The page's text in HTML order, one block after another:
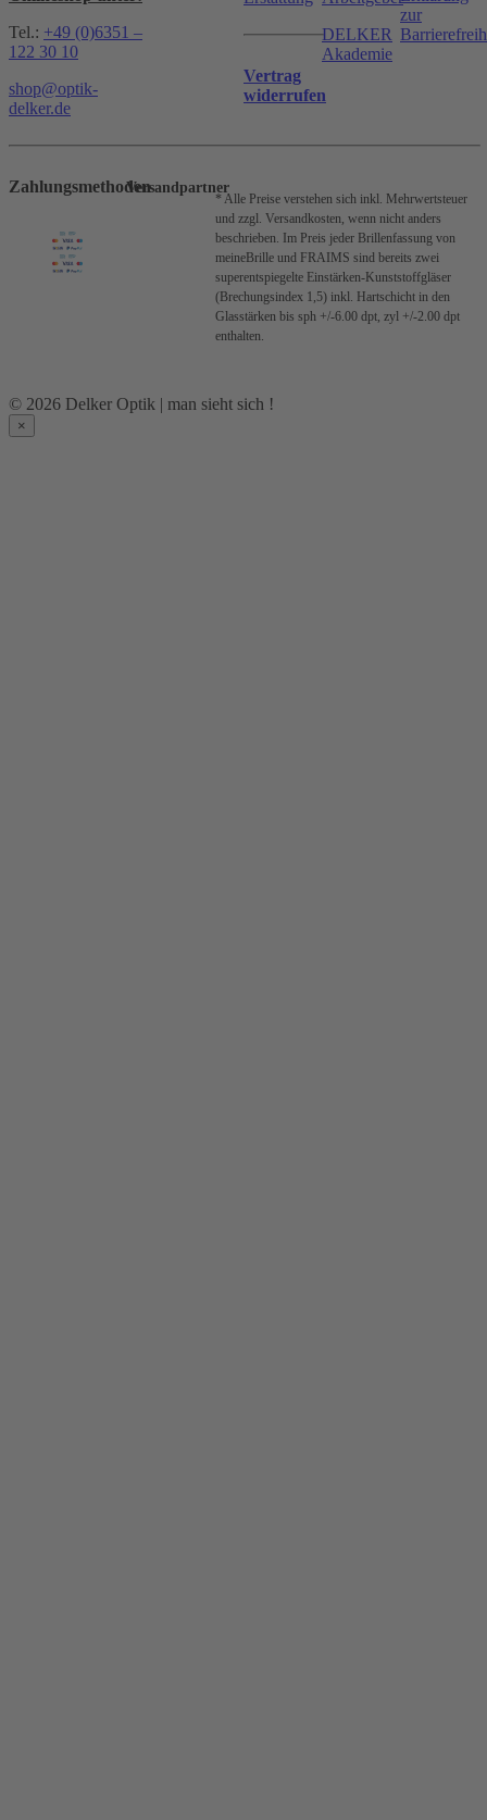
Tel.: +49 (0)6351 –
122 30 10
shop@optik-
delker.de
Vertrag
widerrufen
DELKER
Akademie
zur
ZahlungsmethodenVersandpartner
* Alle Preise verstehen sich inkl. Mehrwertsteuer
und zzgl. Versandkosten, wenn nicht anders
beschrieben. Im Preis jeder Brillenfassung von
meineBrille und FRAIMS sind bereits zwei
superentspiegelte Einstärken-Kunststoffgläser
(Brechungsindex 1,5) inkl. Hartschicht in den
Glasstärken bis sph +/-6.00 dpt, zyl +/-2.00 dpt
enthalten.
© 2026 Delker Optik | man sieht sich !
×